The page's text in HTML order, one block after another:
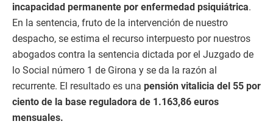
incapacidad permanente por enfermedad psiquiátrica.
En la sentencia, fruto de la intervención de nuestro
despacho, se estima el recurso interpuesto por nuestros
abogados contra la sentencia dictada por el Juzgado de
lo Social número 1 de Girona y se da la razón al
recurrente. El resultado es una pensión vitalicia del 55 por
ciento de la base reguladora de 1.163,86 euros
mensuales.